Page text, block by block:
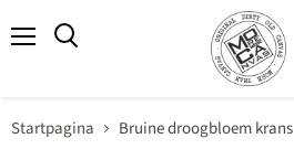
Startpagina Bruine droogbloem krans